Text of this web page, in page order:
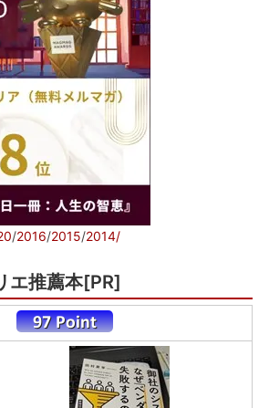
/2016/2015/2014/
エ推薦本[PR]